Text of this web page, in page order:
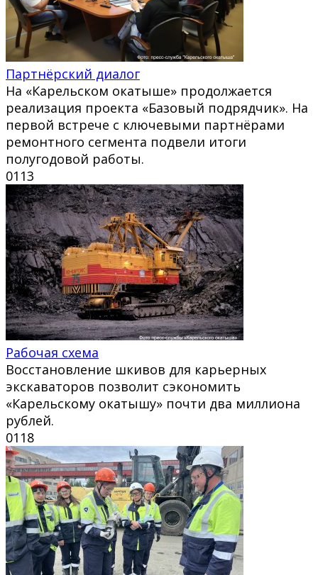
Партнёрский диалог
На «Карельском окатыше» продолжается
реализация проекта «Базовый подрядчик». На
первой встрече с ключевыми партнёрами
ремонтного сегмента подвели итоги
полугодовой работы.
0113
Рабочая схема
Восстановление шкивов для карьерных
экскаваторов позволит сэкономить
«Карельскому окатышу» почти два миллиона
рублей.
0118